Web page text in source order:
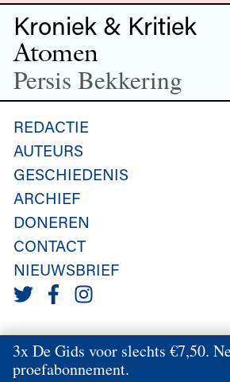
Kroniek & Kritiek
Atomen
Persis Bekkering
REDACTIE
AUTEURS
GESCHIEDENIS
ARCHIEF
DONEREN
CONTACT
NIEUWSBRIEF
3x De Gids voor slechts €7,50.
proefabonnement.